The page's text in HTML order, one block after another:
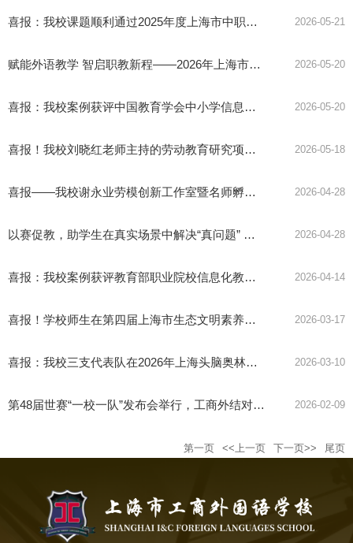
2026-05-21
喜报：我校课题顺利通过2025年度上海市中职课改课题市级验收评审
2026-05-20
赋能外语教学 智启职教新程——2026年上海市中职商务外语教师数字化素养提升培训顺利开班
2026-05-20
喜报：我校案例获评中国教育学会中小学信息技术教育专业委员会“推进教育数字化转型：发现数字化好学校”案例
2026-05-18
喜报！我校刘晓红老师主持的劳动教育研究项目获市级立项
2026-04-28
喜报——我校谢永业劳模创新工作室暨名师孵化工作室2名学员课题入选教育部职业院校信息化教指委2026年度立项名单
2026-04-28
以赛促教，助学生在真实场景中解决“真问题”
2026-04-14
喜报：我校案例获评教育部职业院校信息化教学指导委员会人工智能微课程典型案例
2026-03-17
喜报！学校师生在第四届上海市生态文明素养交流活动中获佳绩
2026-03-10
喜报：我校三支代表队在2026年上海头脑奥林匹克创新大赛中再获佳绩
2026-02-09
第48届世赛“一校一队”发布会举行，工商外结对澳、新院校共促交流
第一页 <<上一页 下一页>> 尾页